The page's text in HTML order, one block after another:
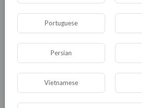
против…
0 0 • 0 Комментарии
Portuguese
Persian
Vietnamese